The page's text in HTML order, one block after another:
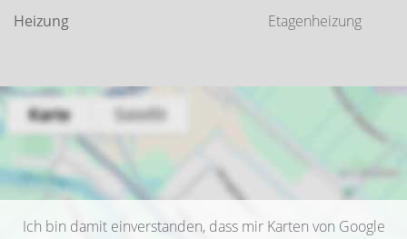
Heizung
Etagenheizung
Ich bin damit einverstanden, dass mir Karten von Google